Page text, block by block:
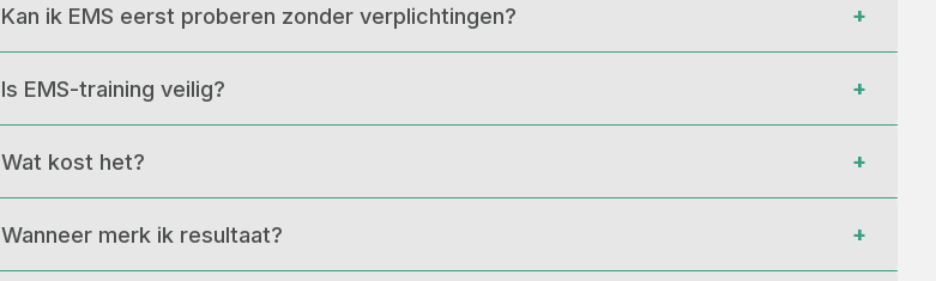
Kan ik EMS eerst proberen zonder verplichtingen? +
Is EMS-training veilig? +
Wat kost het? +
Wanneer merk ik resultaat? +